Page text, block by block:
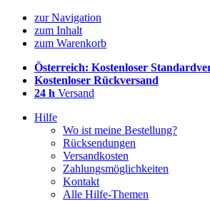
zur Navigation
zum Inhalt
zum Warenkorb
Österreich: Kostenloser
Kostenloser Rückversand
24 h Versand
Hilfe
Wo ist meine Bestellung?
Rücksendungen
Versandkosten
Zahlungsmöglichkeiten
Kontakt
Alle Hilfe-Themen